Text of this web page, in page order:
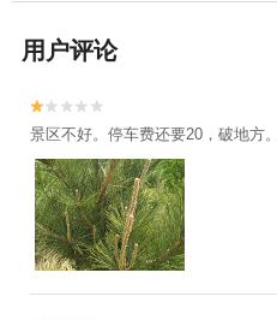
用户评论


景区不好。停车费还要20，破地方。